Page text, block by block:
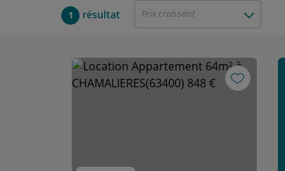
1 résultat Prix croissant